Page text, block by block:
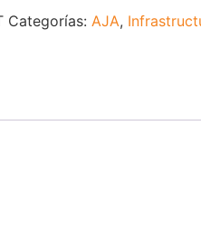
Categorías: AJA,